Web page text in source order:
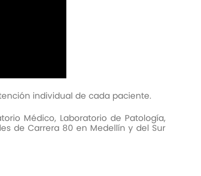
individual de cada paciente.
Médico, Laboratorio de Patología,
de Carrera 80 en Medellín y del Sur